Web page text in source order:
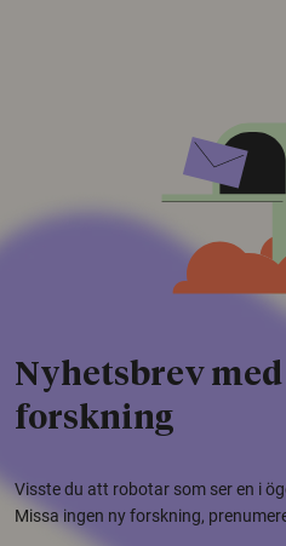
Nyhetsbrev
forskning
Visste du att robotar som ser en i
Missa ingen ny forskning,